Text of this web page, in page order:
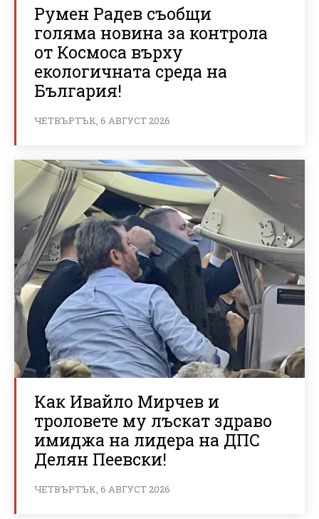
Румен Радев съобщи
голяма новина за контрола
от Космоса върху
екологичната среда на
България!
ЧЕТВЪРТЪК, 6 АВГУСТ 2026
Как Ивайло Мирчев и
троловете му лъскат здраво
имиджа на лидера на ДПС
Делян Пеевски!
ЧЕТВЪРТЪК, 6 АВГУСТ 2026